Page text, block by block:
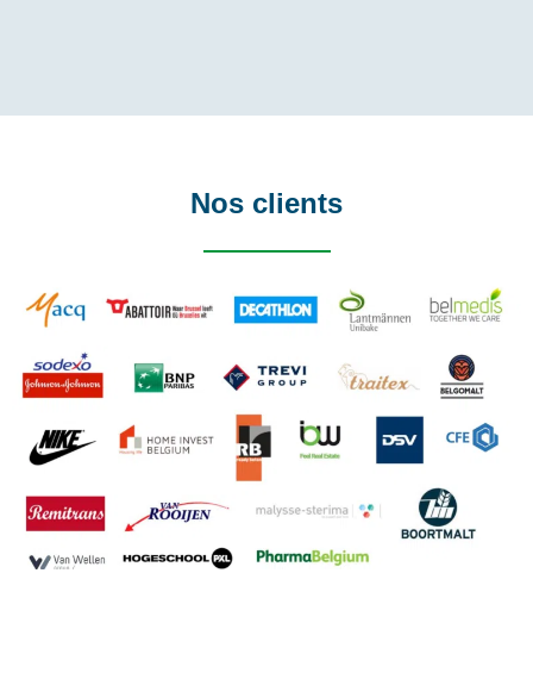
Nos clients